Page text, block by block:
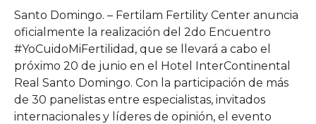
Santo Domingo. – Fertilam Fertility Center anuncia
oficialmente la realización del 2do Encuentro
#YoCuidoMiFertilidad, que se llevará a cabo el
próximo 20 de junio en el Hotel InterContinental
Real Santo Domingo. Con la participación de más
de 30 panelistas entre especialistas, invitados
internacionales y líderes de opinión, el evento